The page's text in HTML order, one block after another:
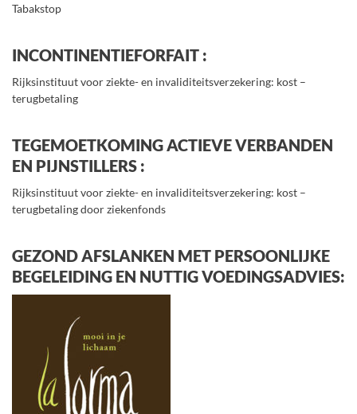
Tabakstop
INCONTINENTIEFORFAIT :
Rijksinstituut voor ziekte- en invaliditeitsverzekering: kost –
terugbetaling
TEGEMOETKOMING ACTIEVE VERBANDEN
EN PIJNSTILLERS :
Rijksinstituut voor ziekte- en invaliditeitsverzekering: kost –
terugbetaling door ziekenfonds
GEZOND AFSLANKEN MET PERSOONLIJKE
BEGELEIDING EN NUTTIG VOEDINGSADVIES: